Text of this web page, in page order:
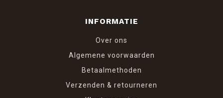
INFORMATIE
Over ons
Algemene voorwaarden
Betaalmethoden
Verzenden & retourneren